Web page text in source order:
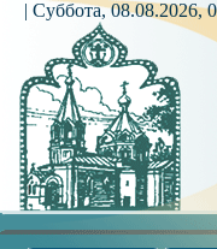
| Суббота, 08.08.2026,